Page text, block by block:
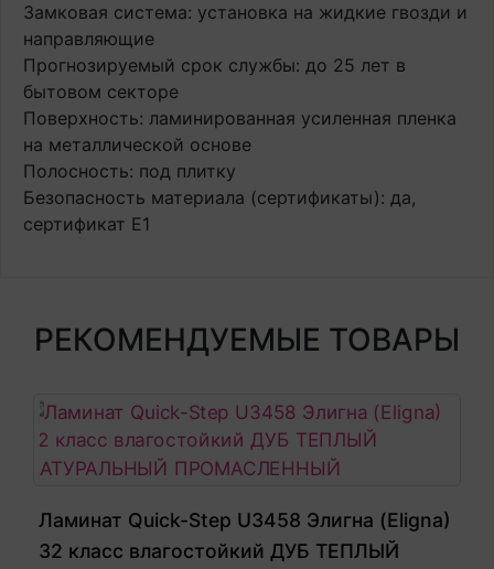
Замковая система: установка на жидкие гвозди и
направляющие
Прогнозируемый срок службы: до 25 лет в
бытовом секторе
Поверхность: ламинированная усиленная пленка
на металлической основе
Полосность: под плитку
Безопасность материала (сертификаты): да,
сертификат E1
РЕКОМЕНДУЕМЫЕ ТОВАРЫ
Ламинат Quick-Step U3458 Элигна (Eligna)
32 класс влагостойкий ДУБ ТЕПЛЫЙ